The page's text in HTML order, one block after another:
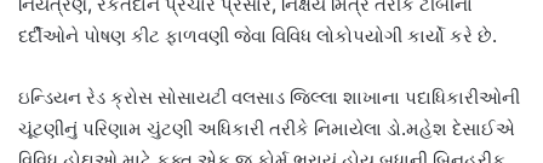
દર્દીઓને પોષણ કીટ ફાળવણી જેવા વિવિધ લોકોપયોગી કાર્યો કરે છે.
ઇન્ડિયન રેડ ક્રોસ સોસાયટી વલસાડ જિલ્લા શાખાના પદાધિકારીઓની
ચૂંટણીનું પરિણામ ચુંટણી અધિકારી તરીકે નિમાયેલા ડો.મહેશ દેસાઈએ